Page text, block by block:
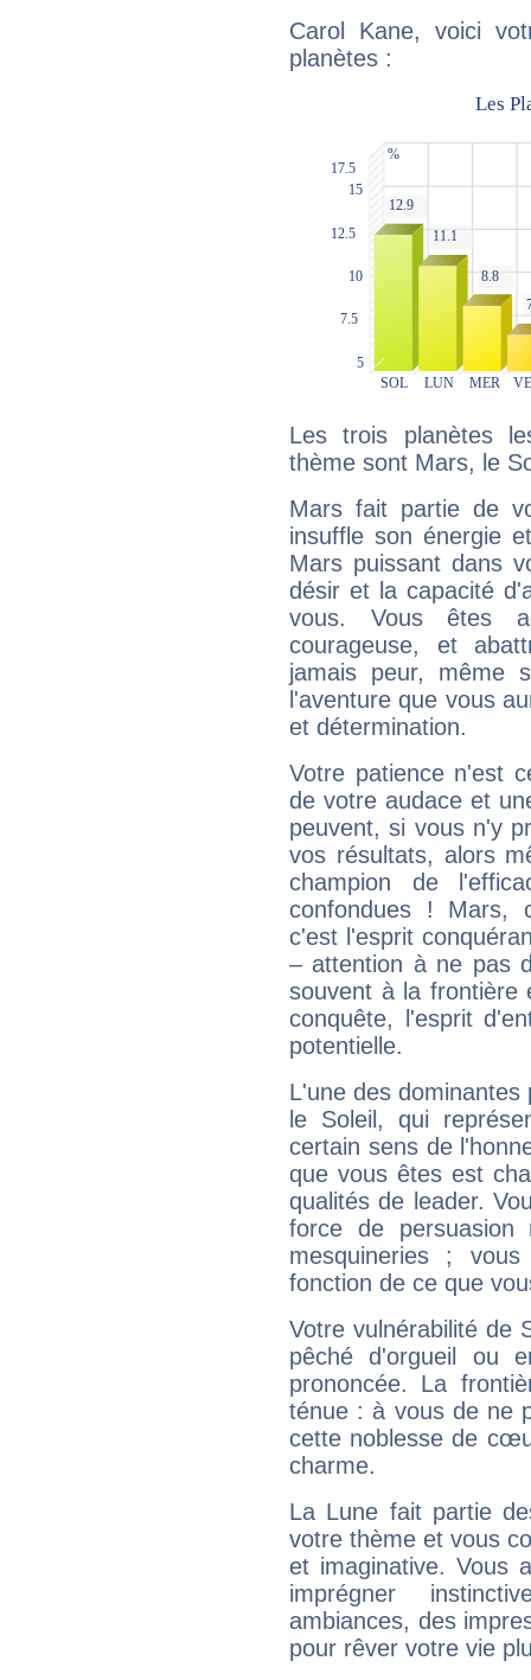
Carol Kane, voici
planètes :
Les trois planètes
thème sont Mars, le
Mars fait partie de
insuffle son énergie
Mars puissant dans
désir et la capacité
vous. Vous êtes
courageuse, et
jamais peur, même
l'aventure que vous
et détermination.
Votre patience n'est
de votre audace et
peuvent, si vous n'y
vos résultats, alors
champion de
confondues ! Mars,
c'est l'esprit
– attention à ne pas
souvent à la frontière
conquête, l'esprit
potentielle.
L'une des
le Soleil, qui
certain sens de
que vous êtes est
qualités de leader.
force de
mesquineries ;
fonction de ce que
Votre vulnérabilité de
pêché d'orgueil ou
prononcée. La
ténue : à vous de ne
cette noblesse de
charme.
La Lune fait partie
votre thème et vous
et imaginative. Vous
imprégner
ambiances, des
pour rêver votre vie